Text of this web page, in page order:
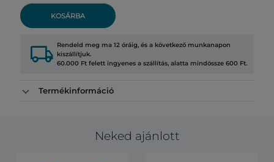
KOSÁRBA
local_shipping Rendeld meg ma 12 óráig, és a következő munkanapon
kiszállítjuk.
60.000 Ft felett ingyenes a szállítás, alatta mindössze 600 Ft.
Termékinformáció
Neked ajánlott